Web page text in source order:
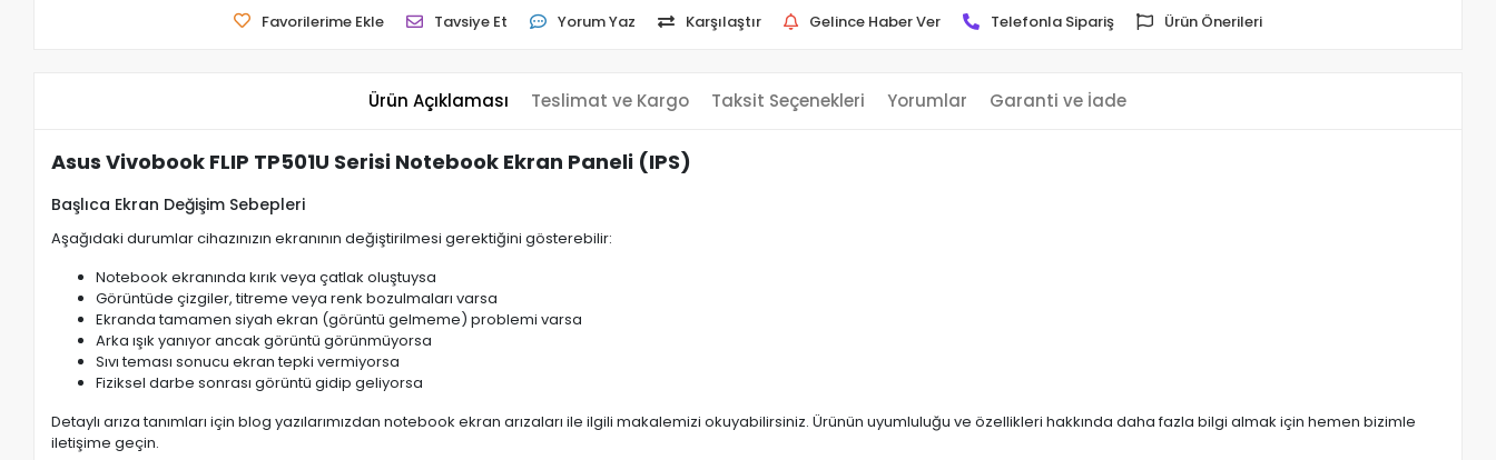
Favorilerime Ekle Tavsiye Et Yorum Yaz Karşılaştır Gelince Haber Ver Telefonla Sipariş Ürün Önerileri
Ürün Açıklaması Teslimat ve Kargo Taksit Seçenekleri Yorumlar Garanti ve İade
Asus Vivobook FLIP TP501U Serisi Notebook Ekran Paneli (IPS)
Başlıca Ekran Değişim Sebepleri
Aşağıdaki durumlar cihazınızın ekranının değiştirilmesi gerektiğini gösterebilir:
Notebook ekranında kırık veya çatlak oluştuysa
Görüntüde çizgiler, titreme veya renk bozulmaları varsa
Ekranda tamamen siyah ekran (görüntü gelmeme) problemi varsa
Arka ışık yanıyor ancak görüntü görünmüyorsa
Sıvı teması sonucu ekran tepki vermiyorsa
Fiziksel darbe sonrası görüntü gidip geliyorsa
Detaylı arıza tanımları için blog yazılarımızdan notebook ekran arızaları ile ilgili makalemizi okuyabilirsiniz. Ürünün uyumluluğu ve özellikleri hakkında daha fazla bilgi almak için hemen bizimle
iletişime geçin.